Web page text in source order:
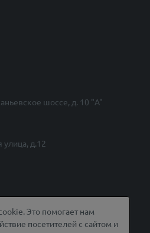
шоссе, д. 10 "A"
улица, д.12
Используя его, вы соглашаетесь с
Это помогает нам
посетителей с сайтом и